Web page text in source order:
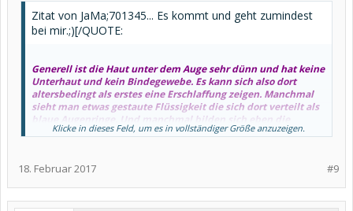
Zitat von JaMa;701345... Es kommt und geht zumindest
bei mir.;)[/QUOTE:
Generell ist die Haut unter dem Auge sehr dünn und hat keine
Unterhaut und kein Bindegewebe. Es kann sich also dort
altersbedingt als erstes eine Erschlaffung zeigen. Manchmal
sieht man etwas gestaute Flüssigkeit die sich dort verteilt als
blaue Augenringe. Und manchmal bilden sich eben die
sackförmigen Ansammlungen von Fett unter dem Auge wenn
Hausmittel: kühlen, kalten feuchten Teebeutel auflegen. Aber
es ja ein erstes Warnzeichen sein.
Klicke in dieses Feld, um es in vollständiger Größe anzuzeigen.
#9
18. Februar 2017